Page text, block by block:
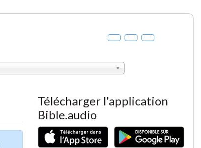
Télécharger l'application
Bible.audio